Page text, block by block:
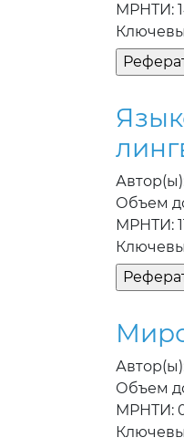
МРНТИ:
Объем
МРНТИ:
Объем
МРНТИ: